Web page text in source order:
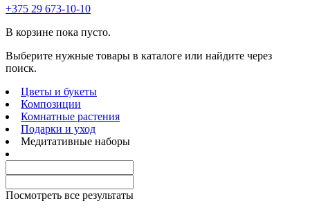
+375 29 673-10-10
В корзине пока пусто.
Выберите нужные товары в каталоге или найдите через
поиск.
Цветы и букеты
Композиции
Комнатные растения
Подарки и уход
Медитативные наборы
Посмотреть все результаты